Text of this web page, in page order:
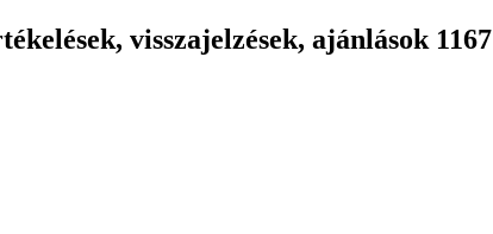
visszajelzések, ajánlások 1167